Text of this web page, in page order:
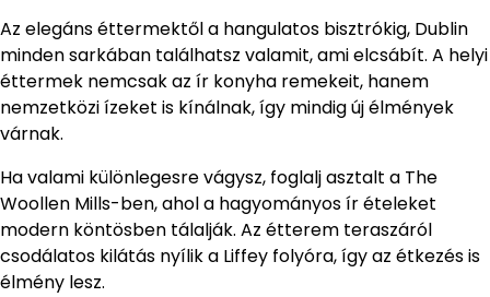
Az elegáns éttermektől a hangulatos bisztrókig, Dublin
minden sarkában találhatsz valamit, ami elcsábít. A helyi
éttermek nemcsak az ír konyha remekeit, hanem
nemzetközi ízeket is kínálnak, így mindig új élmények
várnak.
Ha valami különlegesre vágysz, foglalj asztalt a The
Woollen Mills-ben, ahol a hagyományos ír ételeket
modern köntösben tálalják. Az étterem teraszáról
csodálatos kilátás nyílik a Liffey folyóra, így az étkezés is
élmény lesz.